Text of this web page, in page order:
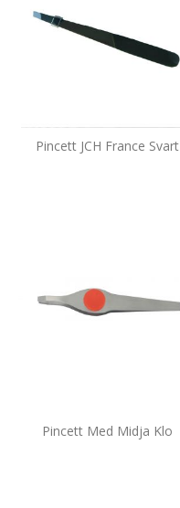
Pincett JCH France Svart
Pincett Med Midja Klo